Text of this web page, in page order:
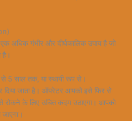
अधिक गंभीर और दीर्घकालिक उपाय है जो
है।
5 साल तक, या स्थायी रूप से।
दिया जाता है। ऑपरेटर आपको इसे फिर से
रोकने के लिए उचित कदम उठाएगा। आपको
जाएगा।